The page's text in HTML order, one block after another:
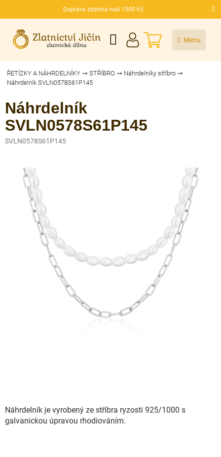
Doprava zdarma nad 1500 Kč
CZK
NÁKUPNÍ
KOŠÍK
ŘETÍZKY A NÁHRDELNÍKY STŘÍBRO
Náhrdelníky stříbro
Náhrdelník SVLN0578S61P145
Náhrdelník
SVLN0578S61P145
SVLN0578S61P145
Náhrdelník je vyrobený ze stříbra ryzosti 925/1000 s
galvanickou úpravou rhodiováním.